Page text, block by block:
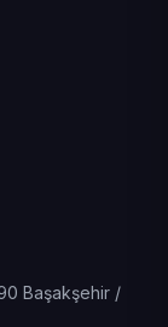
Başakşehir /